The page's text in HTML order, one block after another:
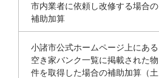
市内業者に依頼し改修する場合の
補助加算
小諸市公式ホームページ上にある
空き家バンク一覧に掲載された物
件を取得した場合の補助加算（土